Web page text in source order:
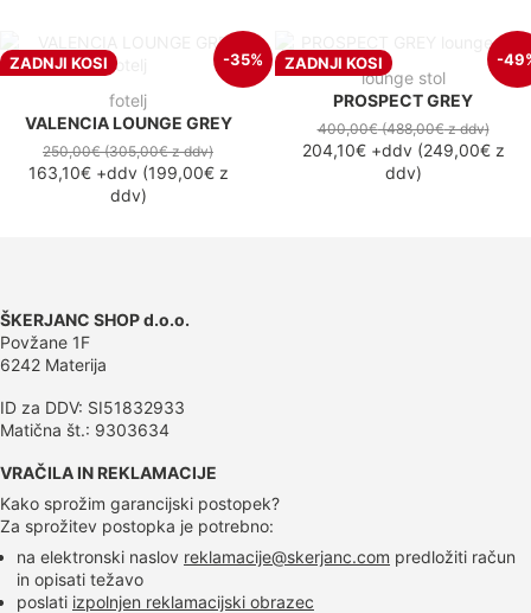
ZADNJI KOSI -35%
fotelj
VALENCIA LOUNGE GREY
250,00€(305,00€z ddv)
163,10€+ddv(199,00€z
ddv)
ZADNJI KOSI -
lounge stol
PROSPECT GREY
400,00€(488,00€z ddv)
204,10€+ddv(249,00€z
ddv)
ŠKERJANC SHOP d.o.o.
Povžane 1F
6242 Materija
ID za DDV: SI51832933
Matična št.: 9303634
VRAČILA IN REKLAMACIJE
Kako sprožim garancijski postopek?
Za sprožitev postopka je potrebno:
na elektronski naslov reklamacije@skerjanc.com predložiti račun
in opisati težavo
poslati izpolnjen reklamacijski obrazec